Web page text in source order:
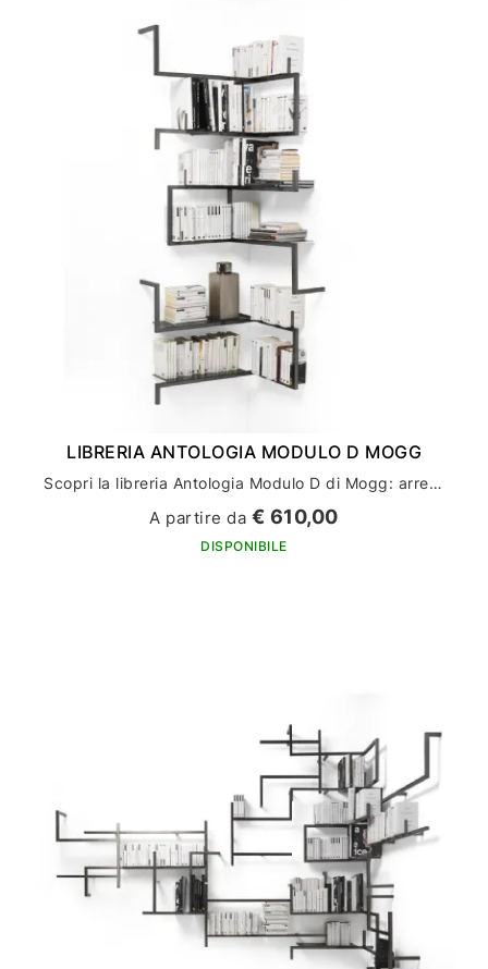
LIBRERIA ANTOLOGIA MODULO D MOGG
Scopri la libreria Antologia Modulo D di Mogg: arredamento casa di alto design
A partire da € 610,00
DISPONIBILE